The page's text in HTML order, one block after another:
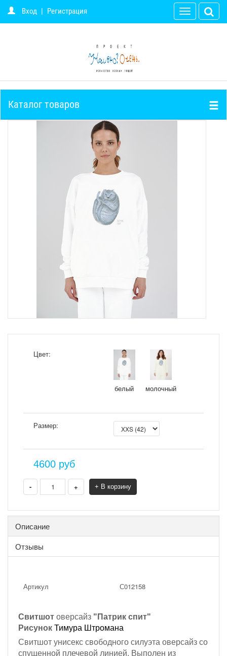
Вход | Регистрация
Toggle
navigation
Каталог товаров
Цвет:
белый молочный
Размер:
4600 руб
- + + В корзину
Описание
Отзывы
Артикул С012158
Свитшот оверсайз "Патрик спит"
Рисунок Тимура Штромана
Свитшот унисекс свободного силуэта оверсайз со
спущенной плечевой линией. Выполен из